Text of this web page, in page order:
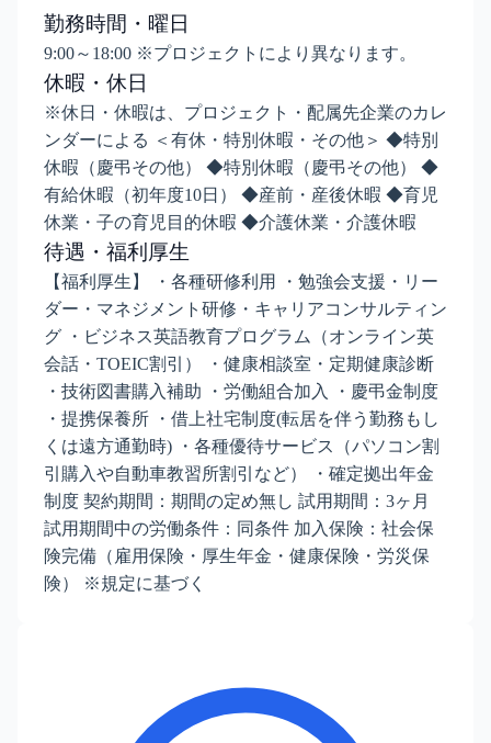
勤務時間・曜日
9:00～18:00 ※プロジェクトにより異なります。
休暇・休日
※休日・休暇は、プロジェクト・配属先企業のカレ
ンダーによる ＜有休・特別休暇・その他＞ ◆特別
休暇（慶弔その他） ◆特別休暇（慶弔その他） ◆
有給休暇（初年度10日） ◆産前・産後休暇 ◆育児
休業・子の育児目的休暇 ◆介護休業・介護休暇
待遇・福利厚生
【福利厚生】 ・各種研修利用 ・勉強会支援・リー
ダー・マネジメント研修・キャリアコンサルティン
グ ・ビジネス英語教育プログラム（オンライン英
会話・TOEIC割引） ・健康相談室・定期健康診断
・技術図書購入補助 ・労働組合加入 ・慶弔金制度
・提携保養所 ・借上社宅制度(転居を伴う勤務もし
くは遠方通勤時) ・各種優待サービス（パソコン割
引購入や自動車教習所割引など） ・確定拠出年金
制度 契約期間：期間の定め無し 試用期間：3ヶ月
試用期間中の労働条件：同条件 加入保険：社会保
険完備（雇用保険・厚生年金・健康保険・労災保
険） ※規定に基づく